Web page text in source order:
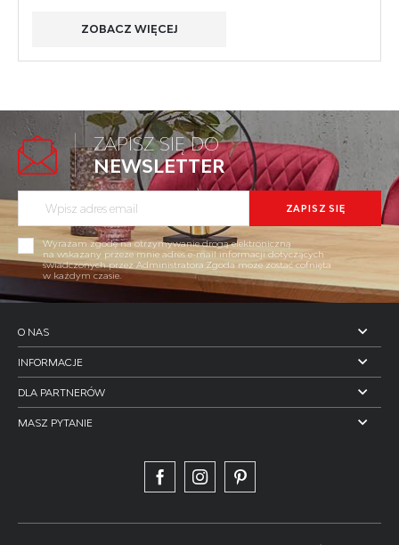
ZOBACZ WIĘCEJ
ZAPISZ SIĘ DO
NEWSLETTER
Wyrażam zgodę na otrzymywanie drogą elektroniczną
na wskazany przeze mnie adres e-mail informacji dotyczących
świadczonych przez Administratora.Zgoda może zostać cofnięta
w każdym czasie.
O NAS
INFORMACJE
DLA PARTNERÓW
MASZ PYTANIE